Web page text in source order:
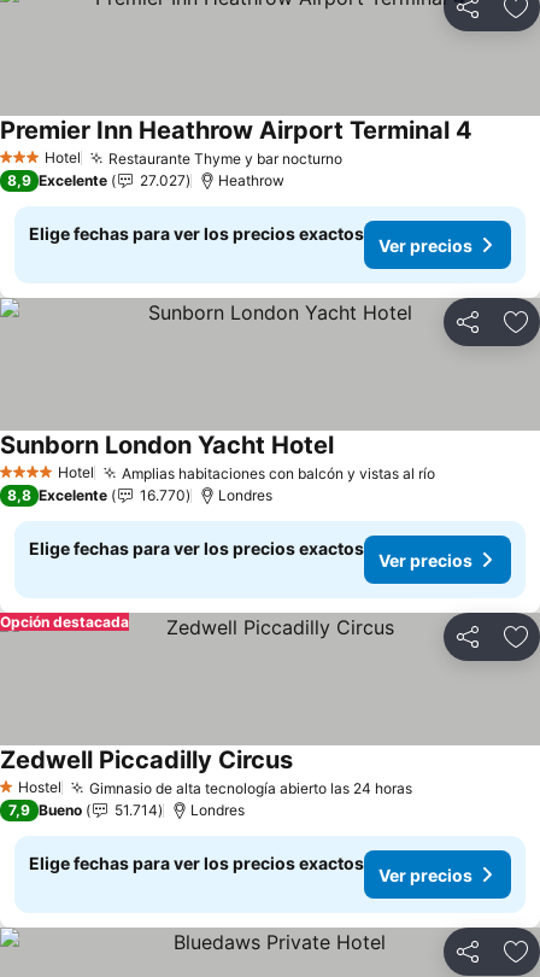
Compartir
3 Estrellas
Hotel Restaurante Thyme y bar nocturno
Premier Inn Heathrow Airport Terminal 4
8,9 Excelente 27.027 Heathrow
Elige fechas para ver los precios exactos
Ver precios
Compartir
4 EstrellasHotel Amplias habitaciones con balcón y vistas al río
Sunborn London Yacht Hotel
8,8 Excelente 16.770 Londres
Elige fechas para ver los precios exactos
Ver precios
Compartir
Opción destacada
1 Estrellas
Hostel Gimnasio de alta tecnología abierto las 24 horas
Zedwell Piccadilly Circus
7,9 Bueno 51.714 Londres
Elige fechas para ver los precios exactos
Ver precios
Compartir